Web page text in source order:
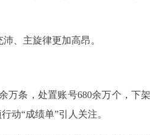
、主旋律更加高昂。
万条，处置账号680余万个，下
动“成绩单”引人关注。